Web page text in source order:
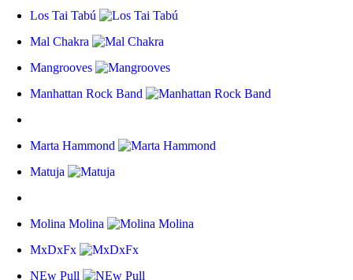
Los Tai Tabú
Mal Chakra
Mangrooves
Manhattan Rock Band
Marta Hammond
Matuja
Molina Molina
MxDxFx
NEw Pull